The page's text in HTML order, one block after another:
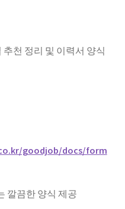
goodjob/docs/form
깔끔한 양식 제공